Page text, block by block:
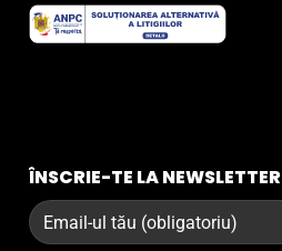
ÎNSCRIE-TE LA NEWSLETTER